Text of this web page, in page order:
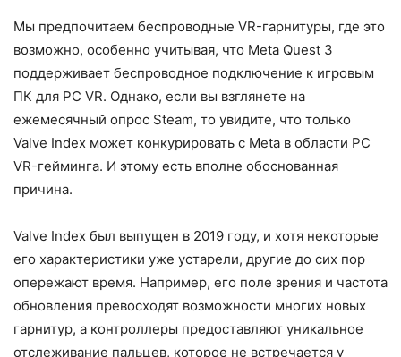
Мы предпочитаем беспроводные VR-гарнитуры, где это
возможно, особенно учитывая, что Meta Quest 3
поддерживает беспроводное подключение к игровым
ПК для PC VR. Однако, если вы взглянете на
ежемесячный опрос Steam, то увидите, что только
Valve Index может конкурировать с Meta в области PC
VR-гейминга. И этому есть вполне обоснованная
причина.
Valve Index был выпущен в 2019 году, и хотя некоторые
его характеристики уже устарели, другие до сих пор
опережают время. Например, его поле зрения и частота
обновления превосходят возможности многих новых
гарнитур, а контроллеры предоставляют уникальное
отслеживание пальцев, которое не встречается у